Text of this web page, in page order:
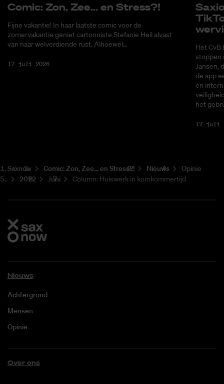
Co­mic: Zon, Zee... en Stress?!
Fijne vakantie! In haar laatste comic voor de
zomervakantie geniet cartooniste Stefanie Heil alvast
van haar welverdiende rust. Alhoewel...
17 juli 2026
Het CvB
stoppen
Jansen,
de app
en
het
17 juli
Saxnow Co­mic: Zon, Zee... en Stress?! Nieuws
Opinie
2022
Juni Column: Huiswerk in komkommertijd
Nieuws
Achtergrond
Mensen
Opinie
Over ons